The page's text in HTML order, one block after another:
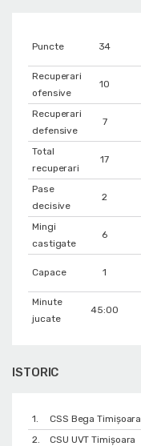
Puncte 34
Recuperari
ofensive
10
Recuperari
defensive
7
Total
recuperari
17
Pase
decisive
2
Mingi
castigate
6
Capace 1
Minute
jucate
45:00
ISTORIC
1. CSS Bega Timișoara
2.
CSU UVT Timișoara